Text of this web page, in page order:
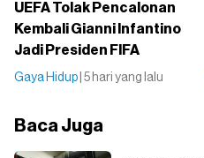
UEFA Tolak Pencalonan
Kembali Gianni Infantino
Jadi Presiden FIFA
Gaya Hidup | 5 hari yang lalu
Baca Juga